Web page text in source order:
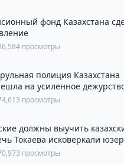
фонд Казахстана
просмотры
полиция Казахстана
на усиленное
просмотры
должны выучить
Токаева исковеркали
просмотры